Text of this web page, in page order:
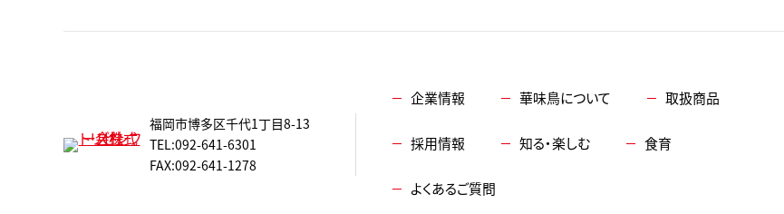
福岡市博多区千代1丁目8-13
TEL:092-641-6301
FAX:092-641-1278
企業情報 華味鳥について 取扱商品
採用情報 知る・楽しむ 食育
よくあるご質問